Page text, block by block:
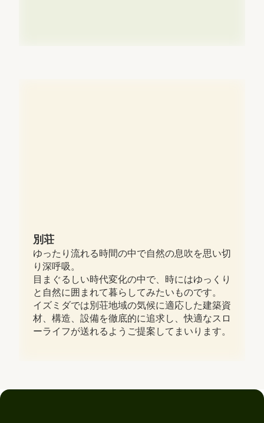
別荘
ゆったり流れる時間の中で自然の息吹を思い切
り深呼吸。
目まぐるしい時代変化の中で、時にはゆっくり
と自然に囲まれて暮らしてみたいものです。
イズミダでは別荘地域の気候に適応した建築資
材、構造、設備を徹底的に追求し、快適なスロ
ーライフが送れるようご提案してまいります。